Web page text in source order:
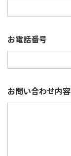
お電話番号
お問い合わせ内容